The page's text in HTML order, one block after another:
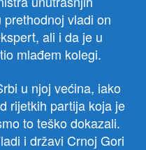
vladi on
ali i da je u
mlađem kolegi.
u njoj većina, iako
rijetkih partija koja je
to teško dokazali.
i državi Crnoj Gori